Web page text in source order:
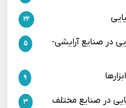
22
در صنایع آرایشی-
5
9
در صنایع مختلف 3